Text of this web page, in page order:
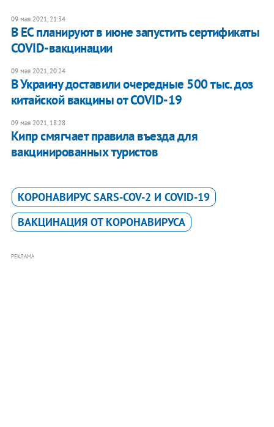
09 мая 2021, 21:34
В ЕС планируют в июне запустить сертификаты
COVID-вакцинации
09 мая 2021, 20:24
В Украину доставили очередные 500 тыс. доз
китайской вакцины от COVID-19
09 мая 2021, 18:28
Кипр смягчает правила въезда для
вакцинированных туристов
КОРОНАВИРУС SARS-COV-2 И COVID-19
ВАКЦИНАЦИЯ ОТ КОРОНАВИРУСА
РЕКЛАМА